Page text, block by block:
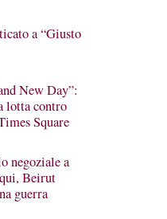
a “Giusto
New Day”:
lotta contro
Square
negoziale a
Beirut
guerra